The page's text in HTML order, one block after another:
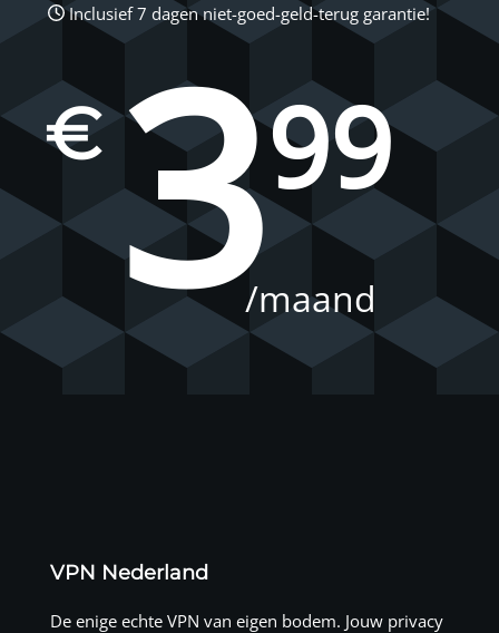
Inclusief 7 dagen niet-goed-geld-terug garantie!
€399
/maand
VPN Nederland
De enige echte VPN van eigen bodem. Jouw privacy